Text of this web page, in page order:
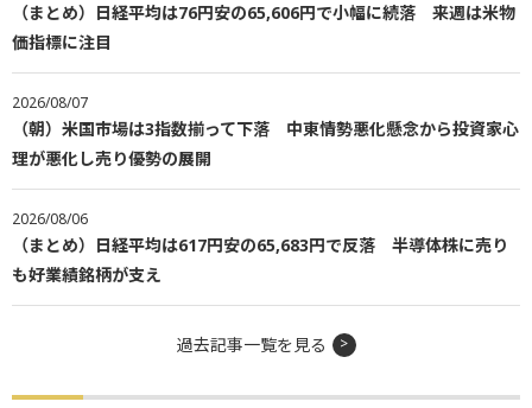
（まとめ）日経平均は76円安の65,606円で小幅に続落 来週は米物
価指標に注目
2026/08/07
（朝）米国市場は3指数揃って下落 中東情勢悪化懸念から投資家心
理が悪化し売り優勢の展開
2026/08/06
（まとめ）日経平均は617円安の65,683円で反落 半導体株に売り
も好業績銘柄が支え
過去記事一覧を見る